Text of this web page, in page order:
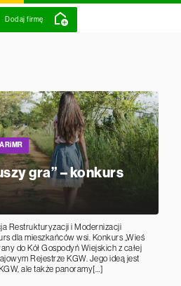
Dodaj firmę
gra” – konkurs
Restrukturyzacji i Modernizacji
dla mieszkańców wsi. Konkurs „Wieś
do Kół Gospodyń Wiejskich z całej
Rejestrze KGW. Jego ideą jest
ale także panoramy[…]